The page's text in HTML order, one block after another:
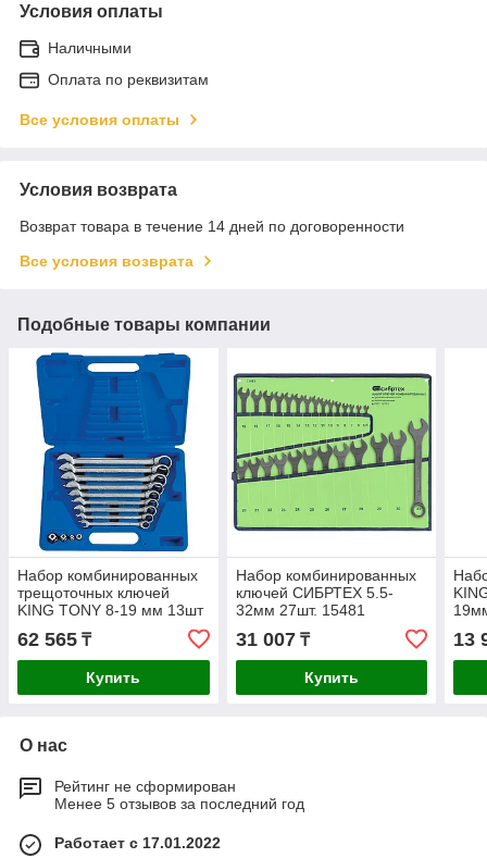
Условия оплаты
Наличными
Оплата по реквизитам
Все условия оплаты
Условия возврата
Возврат товара в течение 14 дней по договоренности
Все условия возврата
Подобные товары компании
Набор комбинированных
трещоточных ключей
KING TONY 8-19 мм 13шт
13113MR
62 565 ₸
Купить
Набор комбинированных
ключей СИБРТЕХ 5.5-
32мм 27шт. 15481
31 007₸
Купить
13
О нас
Рейтинг не сформирован
Менее 5 отзывов за последний год
Работает с 17.01.2022